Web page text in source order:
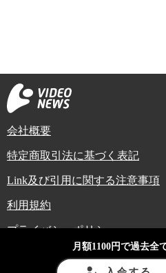
会社概要
特定商取引法に基づく表記
Link及び引用に関する注意事項
利用規約
プライバシーポリシー
Copyright (C) Video News Network. All rights
ビデオニュースに記載している記事、写
月額1100円で過去全